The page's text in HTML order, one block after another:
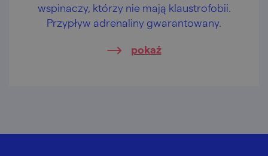
wspinaczy, którzy nie mają klaustrofobii.
Przypływ adrenaliny gwarantowany.
pokaż